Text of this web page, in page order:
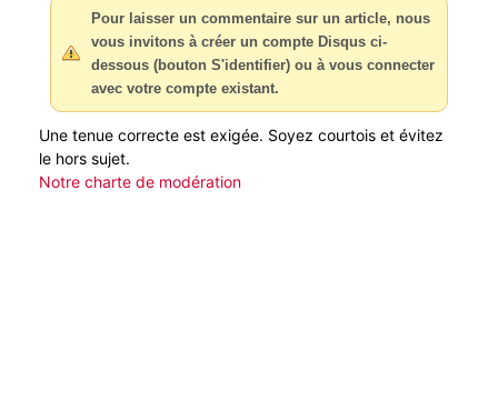
Pour laisser un commentaire sur un article, nous
vous invitons à créer un compte Disqus ci-
dessous (bouton S'identifier) ou à vous connecter
avec votre compte existant.
Une tenue correcte est exigée. Soyez courtois et évitez
le hors sujet.
Notre charte de modération